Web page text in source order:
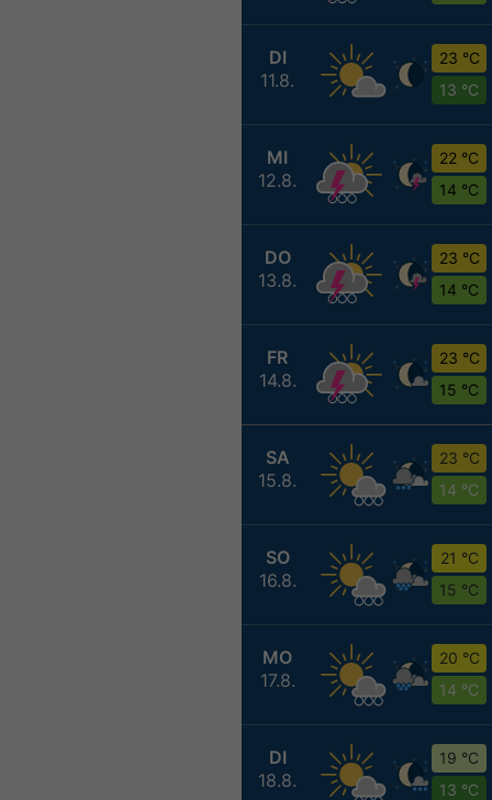
DI
11.8.
23 °C
13 °C
MI
12.8.
22 °C
14 °C
DO
13.8.
23 °C
14 °C
FR
14.8.
23 °C
15 °C
SA
15.8.
23 °C
14 °C
SO
16.8.
21 °C
15 °C
MO
17.8.
20 °C
14 °C
DI
18.8.
19 °C
13 °C